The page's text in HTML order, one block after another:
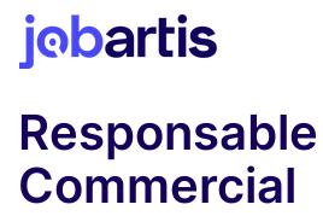
Responsable
Commercial